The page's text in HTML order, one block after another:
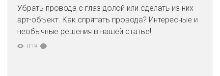
Убрать провода с глаз долой или сделать из них
арт-объект. Как спрятать провода? Интересные и
необычные решения в нашей статье!
-819